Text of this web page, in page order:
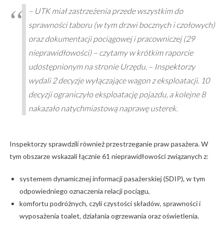
– UTK miał zastrzeżenia przede wszystkim do
sprawności taboru (w tym drzwi bocznych i czołowych)
oraz dokumentacji pociągowej i pracowniczej (29
nieprawidłowości) – czytamy w krótkim raporcie
udostępnionym na stronie Urzędu. – Inspektorzy
wydali 2 decyzje wyłączające wagon z eksploatacji. 10
decyzji ograniczyło eksploatację pojazdu, a kolejne 8
nakazało natychmiastową naprawę usterek.
Inspektorzy sprawdzili również przestrzeganie praw pasażera. W
tym obszarze wskazali łącznie 61 nieprawidłowości związanych z:
systemem dynamicznej informacji pasażerskiej (SDIP), w tym
odpowiedniego oznaczenia relacji pociągu,
komfortu podróżnych, czyli czystości składów, sprawności i
wyposażenia toalet, działania ogrzewania oraz oświetlenia.